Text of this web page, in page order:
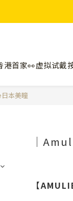
港首家👀虚拟试戴
日本美瞳
｜
【